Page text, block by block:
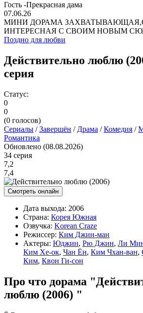
Гость -Прекрасная дама
07.06.26
МИНИ ДОРАМА
ИНТЕРЕСНАЯ С СВОИМ НОВЫМ
Поздно для любви
Действительно люблю
серия
Статус:
0
0
(0 голосов)
Сериалы /Завершён / Драма /Комедия /
Романтика
Обновлено (08.08.2026)
34 серия
7,2
7,4
Смотреть онлайн
Дата выхода: 2006
Страна: Корея Южная
Озвучка: Korean Craze
Режиссер: Ким Джин-ман
Актеры: Юджин, Рю Джин, Ли
Ким Хе-ок, Чан Ён, Ким Чхан-ван,
Ким, Квон Ги-сон
Про что дорама
люблю (2006) "